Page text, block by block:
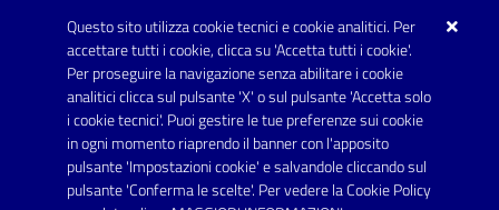
Questo sito utilizza cookie tecnici e cookie analitici. Per
accettare tutti i cookie, clicca su 'Accetta tutti i cookie'.
Per proseguire la navigazione senza abilitare i cookie
analitici clicca sul pulsante 'X' o sul pulsante 'Accetta solo
i cookie tecnici'. Puoi gestire le tue preferenze sui cookie
in ogni momento riaprendo il banner con l'apposito
pulsante 'Impostazioni cookie' e salvandole cliccando sul
pulsante 'Conferma le scelte'. Per vedere la Cookie Policy
Telefono: 0999707766
Fax: 0999704336
Posta Elettronica Certificata:
prot.comune.avetrana@pec.rupar.puglia.it
Link utili